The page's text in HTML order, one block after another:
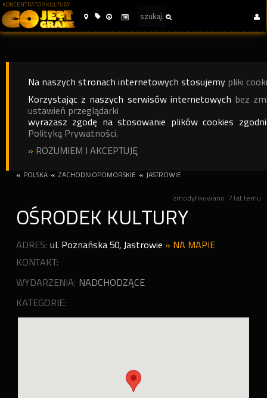
KONCENTRATOR KULTURY
Na naszych stronach internetowych stosujemy pliki
Korzystając z naszych serwisów internetowych bez
ustawień przeglądarki
wyrażasz zgodę na stosowanie plików cookies
Polityką Prywatności.
» ROZUMIEM I AKCEPTUJĘ
« POLSKA « ZACHODNIOPOMORSKIE « JASTROWIE
zmodyfikowano 7 lat temu
OŚRODEK KULTURY
ADRES: ul. Poznańska 50, Jastrowie » NA MAPIE
KONTAKT:
WYDARZENIA: NADCHODZĄCE
KATEGORIE: